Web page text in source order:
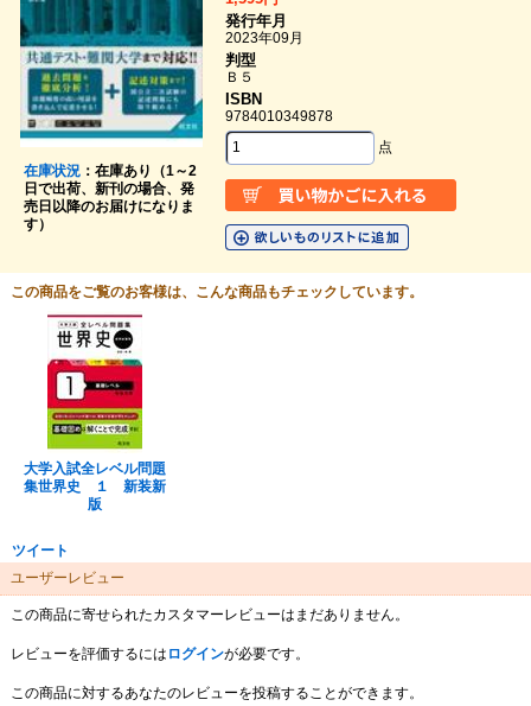
在庫状況：在庫あり（1～2
日で出荷、新刊の場合、発
売日以降のお届けになりま
す）
発行年月
2023年09月
判型
Ｂ５
ISBN
9784010349878
点
この商品をご覧のお客様は、こんな商品もチェックしています。
大学入試全レベル問題
集世界史 １ 新装新
版
ツイート
ユーザーレビュー
この商品に寄せられたカスタマーレビューはまだありません。
レビューを評価するには ログインが必要です。
この商品に対するあなたのレビューを投稿することができます。